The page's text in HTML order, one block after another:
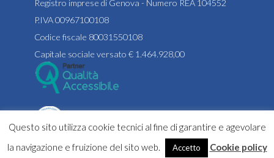
Registro imprese di Genova - Numero REA 104552
P.IVA 00967100108
Codice fiscale 80031550108
Capitale sociale versato € 1.464.928,00
Questo sito utilizza cookie tecnici al fine di garantire e agevolare
la navigazione e fruizione del sito web.
Accetto Cookie policy